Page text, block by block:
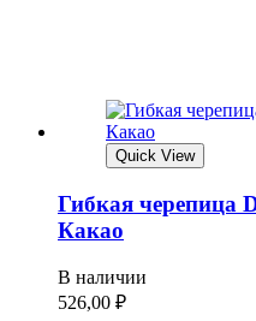
Quick View
Гибкая черепица
Какао
В наличии
526,00 ₽